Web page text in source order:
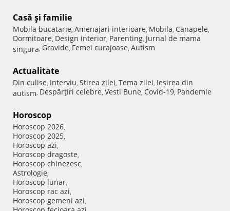
Casă şi familie
Mobila bucatarie, Amenajari interioare, Mobila, Canapele,
Dormitoare, Design interior, Parenting, Jurnal de mama
singura, Gravide, Femei curajoase, Autism
Actualitate
Din culise, Interviu, Stirea zilei, Tema zilei, Iesirea din
autism, Despărţiri celebre, Vesti Bune, Covid-19, Pandemie
Horoscop
Horoscop 2026,
Horoscop 2025,
Horoscop azi,
Horoscop dragoste,
Horoscop chinezesc,
Astrologie,
Horoscop lunar,
Horoscop rac azi,
Horoscop gemeni azi,